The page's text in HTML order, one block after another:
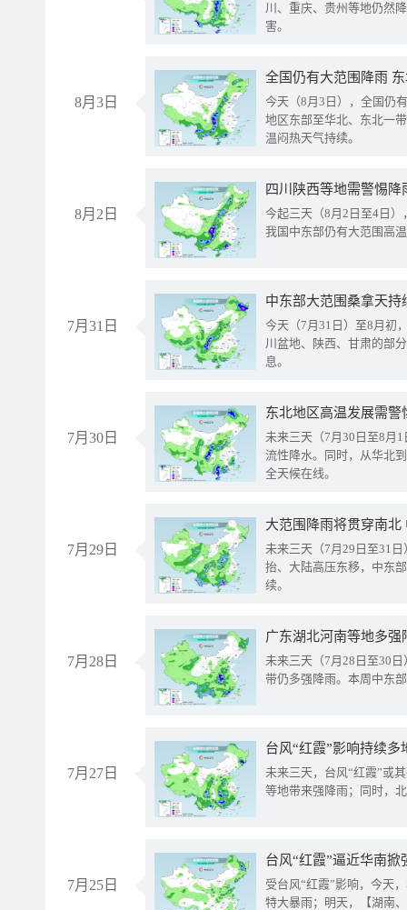
川、重庆、贵州等地仍然
害。
8月3日
全国仍有大范围降雨
今天（8月3日），全国仍
地区东部至华北、东北一
温闷热天气持续。
8月2日
今起三天（8月2日至4日
我国中东部仍有大范围高
7月31日
中东部大范围桑拿天
今天（7月31日）至8月初
川盆地、陕西、甘肃的部
息。
7月30日
东北地区高温发展需
未来三天（7月30日至8月
流性降水。同时，从华北
全天候在线。
7月29日
大范围降雨将贯穿南
未来三天（7月29日至31
抬、大陆高压东移，中东
续。
7月28日
广东湖北河南等地多
未来三天（7月28日至30
带仍多强降雨。本周中东
7月27日
台风“红霞”影响持续
未来三天，台风“红霞”或
等地带来强降雨；同时，
7月25日
台风“红霞”逼近华南
受台风“红霞”影响，今天
特大暴雨；明天，【湖南